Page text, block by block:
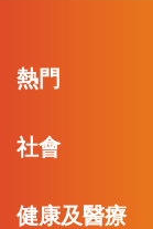
熱門
社會
健康及醫療